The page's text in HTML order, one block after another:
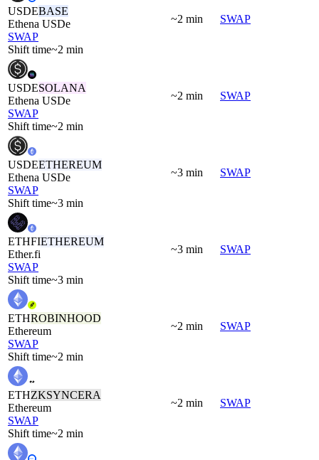
USDEBASE
Ethena USDe
SWAP
Shift time~2 min
~2 min SWAP
USDESOLANA
Ethena USDe
SWAP
Shift time~2 min
~2 min SWAP
USDEETHEREUM
Ethena USDe
SWAP
Shift time~3 min
~3 min SWAP
ETHFIETHEREUM
Ether.fi
SWAP
Shift time~3 min
~3 min SWAP
ETHROBINHOOD
Ethereum
SWAP
Shift time~2 min
~2 min SWAP
ETHZKSYNCERA
Ethereum
SWAP
Shift time~2 min
~2 min SWAP